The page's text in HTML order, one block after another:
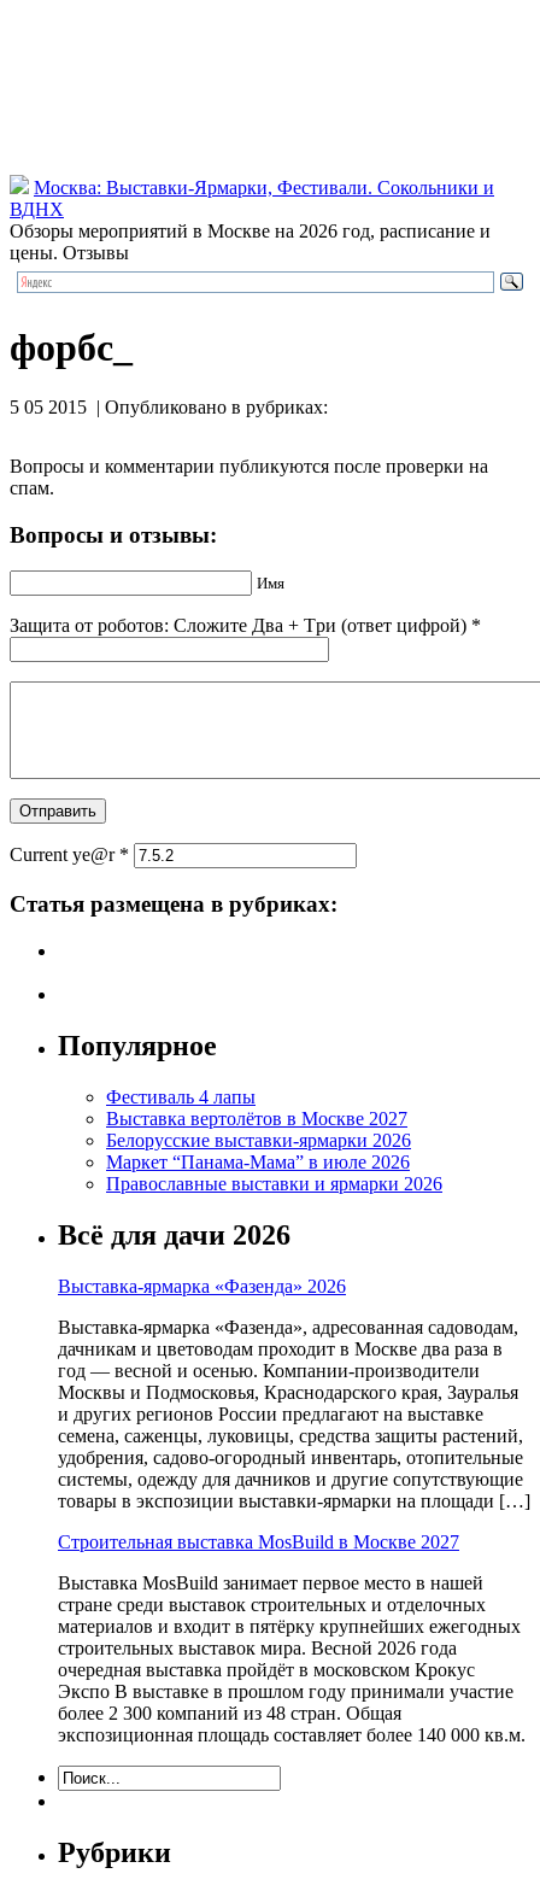
Москва: Выставки-Ярмарки, Фестивали. Сокольники и
ВДНХ
Обзоры мероприятий в Москве на 2026 год, расписание и
цены. Отзывы
форбс_
5 05 2015 | Опубликовано в рубриках:
Вопросы и комментарии публикуются после проверки на
спам.
Вопросы и отзывы:
Имя
Защита от роботов: Сложите Двa + Тpи (ответ цифрой) *
Current ye@r *
Статья размещена в рубриках:
Популярное
Фестиваль 4 лапы
Выставка вертолётов в Москве 2027
Белорусские выставки-ярмарки 2026
Маркет “Панама-Мама” в июле 2026
Православные выставки и ярмарки 2026
Всё для дачи 2026
Выставка-ярмарка «Фазенда» 2026
Выставка-ярмарка «Фазенда», адресованная садоводам,
дачникам и цветоводам проходит в Москве два раза в
год — весной и осенью. Компании-производители
Москвы и Подмосковья, Краснодарского края, Зауралья
и других регионов России предлагают на выставке
семена, саженцы, луковицы, средства защиты растений,
удобрения, садово-огородный инвентарь, отопительные
системы, одежду для дачников и другие сопутствующие
товары в экспозиции выставки-ярмарки на площади […]
Строительная выставка MosBuild в Москве 2027
Выставка MosBuild занимает первое место в нашей
стране среди выставок строительных и отделочных
материалов и входит в пятёрку крупнейших ежегодных
строительных выставок мира. Весной 2026 года
очередная выставка пройдёт в московском Крокус
Экспо В выставке в прошлом году принимали участие
более 2 300 компаний из 48 стран. Общая
экспозиционная площадь составляет более 140 000 кв.м.
Рубрики